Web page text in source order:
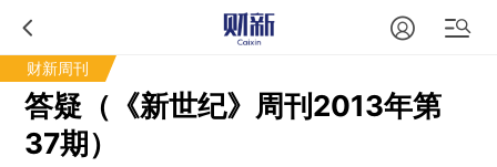
财新周刊
答疑（《新世纪》周刊2013年第
37期）